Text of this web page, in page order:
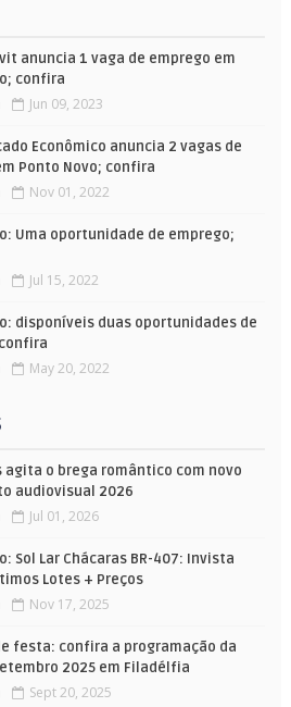
anuncia 1 vaga de emprego em
confira
Jun 09, 2023
Econômico anuncia 2 vagas de
Ponto Novo; confira
Nov 01, 2022
Uma oportunidade de emprego;
Jul 15, 2022
disponíveis duas oportunidades de
May 20, 2022
agita o brega romântico com novo
audiovisual 2026
Jul 01, 2026
Sol Lar Chácaras BR-407: Invista
Lotes + Preços
Nov 17, 2025
festa: confira a programação da
2025 em Filadélfia
Sept 20, 2025